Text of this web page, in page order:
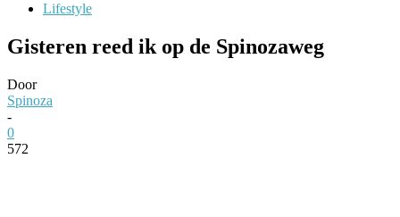
Lifestyle
Gisteren reed ik op de Spinozaweg
Door
Spinoza
-
0
572